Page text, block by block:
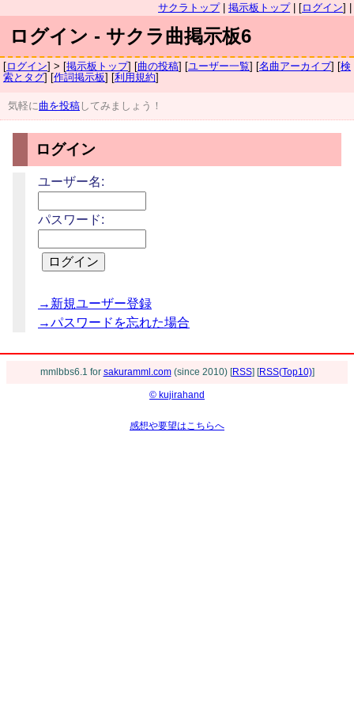
サクラトップ| 掲示板トップ| [ログイン] |
ログイン - サクラ曲掲示板6
[ログイン] > [掲示板トップ] [曲の投稿] [ユーザー一覧] [名曲アーカイブ] [検
索とタグ] [作詞掲示板] [利用規約]
気軽に曲を投稿 してみましょう！
ログイン
ユーザー名:
パスワード:
→新規ユーザー登録
→パスワードを忘れた場合
mmlbbs6.1 for sakuramml.com(since 2010) [RSS] [RSS(Top10)]
© kujirahand
感想や要望はこちらへ